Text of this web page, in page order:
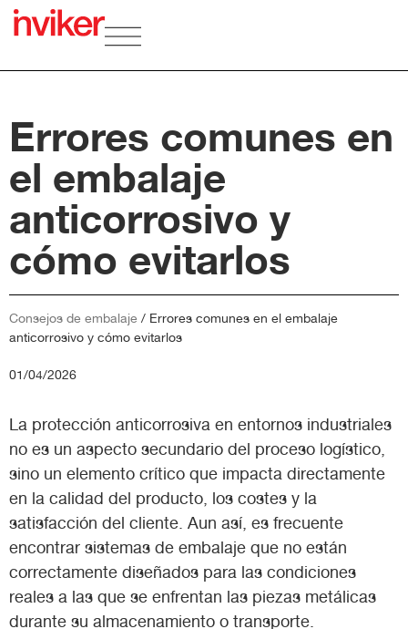
Errores comunes en
el embalaje
anticorrosivo y
cómo evitarlos
Consejos de embalaje / Errores comunes en el embalaje
anticorrosivo y cómo evitarlos
01/04/2026
La protección anticorrosiva en entornos industriales
no es un aspecto secundario del proceso logístico,
sino un elemento crítico que impacta directamente
en la calidad del producto, los costes y la
satisfacción del cliente. Aun así, es frecuente
encontrar sistemas de embalaje que no están
correctamente diseñados para las condiciones
reales a las que se enfrentan las piezas metálicas
durante su almacenamiento o transporte.